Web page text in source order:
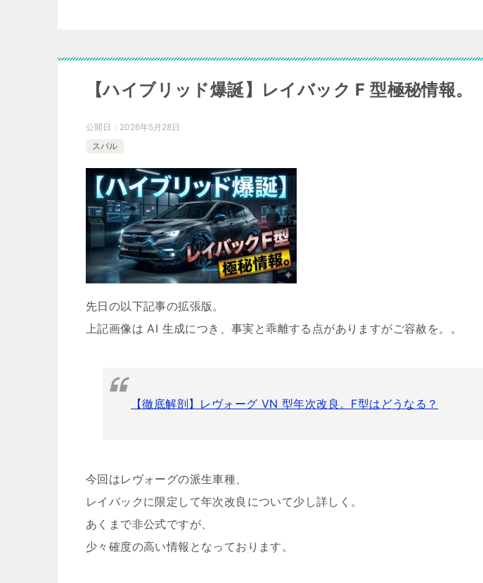
【ハイブリッド爆誕】レイバック F 型極秘情報。
公開日： 2026年5月28日
スバル
先日の以下記事の拡張版。
上記画像は AI 生成につき、事実と乖離する点がありますがご容赦を。。
【徹底解剖】レヴォーグ VN 型年次改良。F型はどうなる？
今回はレヴォーグの派生車種、
レイバックに限定して年次改良について少し詳しく。
あくまで非公式ですが、
少々確度の高い情報となっております。